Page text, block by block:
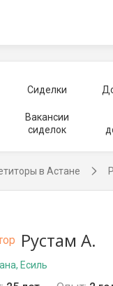
Сиделки
Вакансии
сиделок
в Астане
Рустам А.
Есиль